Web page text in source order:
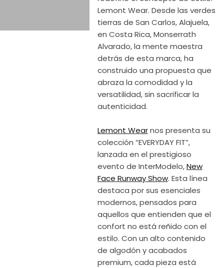
Lemont Wear. Desde las verdes
tierras de San Carlos, Alajuela,
en Costa Rica, Monserrath
Alvarado, la mente maestra
detrás de esta marca, ha
construido una propuesta que
abraza la comodidad y la
versatilidad, sin sacrificar la
autenticidad.
Lemont Wearnos presenta su
colección “EVERYDAY FIT”,
lanzada en el prestigioso
evento de InterModelo,New
Face Runway Show. Esta línea
destaca por sus esenciales
modernos, pensados para
aquellos que entienden que el
confort no está reñido con el
estilo. Con un alto contenido
de algodón y acabados
premium, cada pieza está